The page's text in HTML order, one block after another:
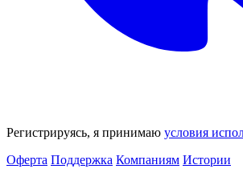
Регистрируясь, я принимаю условия
Оферта Поддержка Компаниям Истории